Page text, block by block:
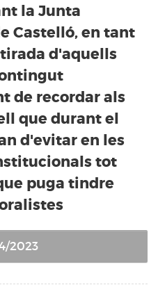
la Junta
Castelló, en tant
d'aquells
de recordar als
que durant el
d'evitar en les
tot
puga tindre
2023